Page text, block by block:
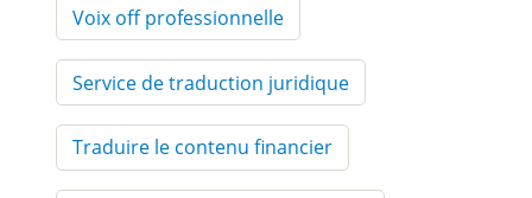
Voix off professionnelle
Service de traduction juridique
Traduire le contenu financier